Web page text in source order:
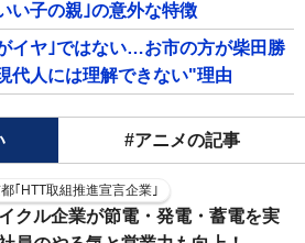
い子の親｣の意外な特徴
イヤ｣ではない…お市の方が柴田勝
代人には理解できない"理由
#アニメの記事
｢HTT取組推進宣言企業｣
クル企業が節電・発電・蓄電を実